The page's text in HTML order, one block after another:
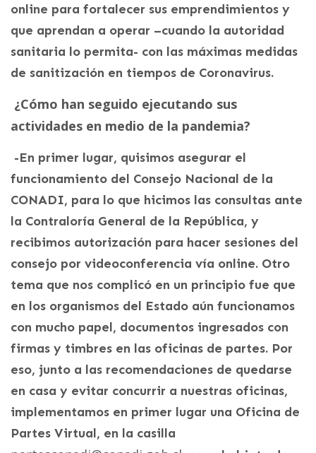
online para fortalecer sus emprendimientos y
que aprendan a operar –cuando la autoridad
sanitaria lo permita- con las máximas medidas
de sanitización en tiempos de Coronavirus.
¿Cómo han seguido ejecutando sus
actividades en medio de la pandemia?
-En primer lugar, quisimos asegurar el
funcionamiento del Consejo Nacional de la
CONADI, para lo que hicimos las consultas ante
la Contraloría General de la República, y
recibimos autorización para hacer sesiones del
consejo por videoconferencia vía online. Otro
tema que nos complicó en un principio fue que
en los organismos del Estado aún funcionamos
con mucho papel, documentos ingresados con
firmas y timbres en las oficinas de partes. Por
eso, junto a las recomendaciones de quedarse
en casa y evitar concurrir a nuestras oficinas,
implementamos en primer lugar una Oficina de
Partes Virtual, en la casilla